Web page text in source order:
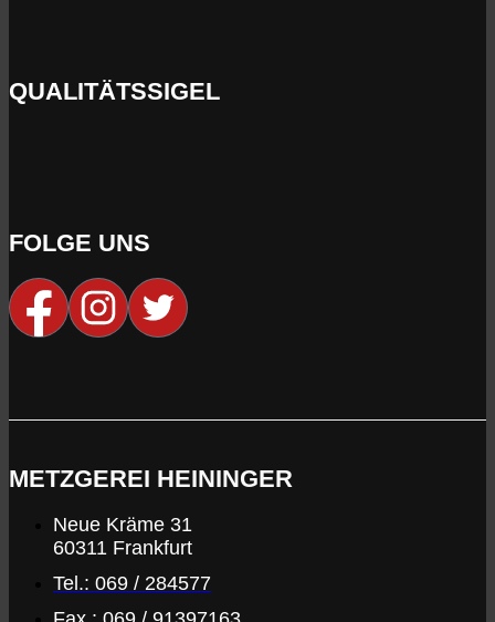
QUALITÄTSSIGEL
FOLGE UNS
METZGEREI HEININGER
Neue Kräme 31
60311 Frankfurt
Tel.: 069 / 284577